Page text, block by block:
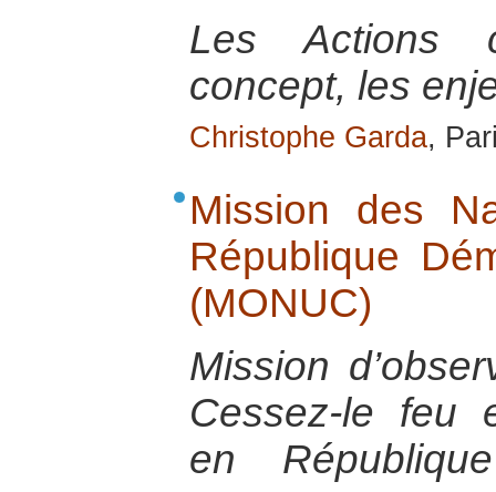
Les Actions
concept, les
Christophe Garda,
Mission des
République
(MONUC)
Mission
Cessez-le feu
en